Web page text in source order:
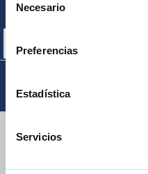
consentimiento
Necesario
Preferencias
Estadística
Servicios
nuestras ofertas